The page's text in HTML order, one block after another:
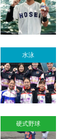
水泳
硬式野球